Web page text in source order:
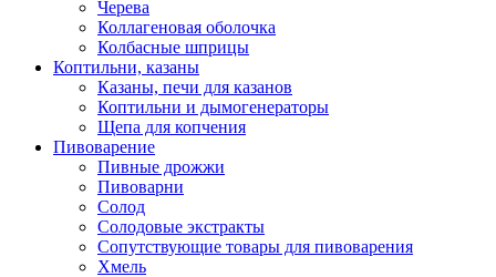
Черева
Коллагеновая оболочка
Колбасные шприцы
Коптильни, казаны
Казаны, печи для казанов
Коптильни и дымогенераторы
Щепа для копчения
Пивоварение
Пивные дрожжи
Пивоварни
Солод
Солодовые экстракты
Сопутствующие товары для пивоварения
Хмель